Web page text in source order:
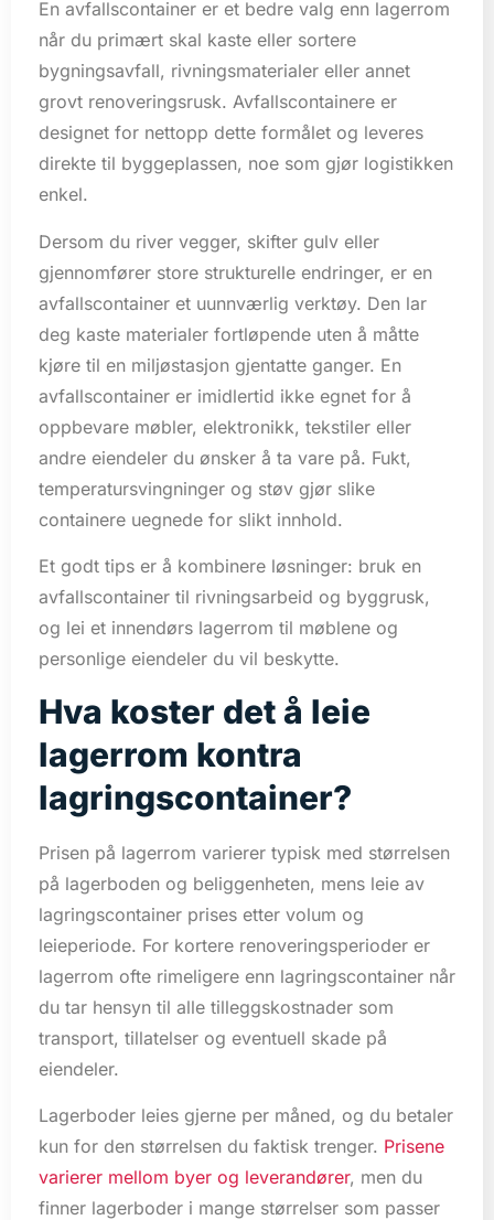
En avfallscontainer er et bedre valg enn lagerrom
når du primært skal kaste eller sortere
bygningsavfall, rivningsmaterialer eller annet
grovt renoveringsrusk. Avfallscontainere er
designet for nettopp dette formålet og leveres
direkte til byggeplassen, noe som gjør logistikken
enkel.
Dersom du river vegger, skifter gulv eller
gjennomfører store strukturelle endringer, er en
avfallscontainer et uunnværlig verktøy. Den lar
deg kaste materialer fortløpende uten å måtte
kjøre til en miljøstasjon gjentatte ganger. En
avfallscontainer er imidlertid ikke egnet for å
oppbevare møbler, elektronikk, tekstiler eller
andre eiendeler du ønsker å ta vare på. Fukt,
temperatursvingninger og støv gjør slike
containere uegnede for slikt innhold.
Et godt tips er å kombinere løsninger: bruk en
avfallscontainer til rivningsarbeid og byggrusk,
og lei et innendørs lagerrom til møblene og
personlige eiendeler du vil beskytte.
Hva koster det å leie
lagerrom kontra
lagringscontainer?
Prisen på lagerrom varierer typisk med størrelsen
på lagerboden og beliggenheten, mens leie av
lagringscontainer prises etter volum og
leieperiode. For kortere renoveringsperioder er
lagerrom ofte rimeligere enn lagringscontainer når
du tar hensyn til alle tilleggskostnader som
transport, tillatelser og eventuell skade på
eiendeler.
Lagerboder leies gjerne per måned, og du betaler
kun for den størrelsen du faktisk trenger. Prisene
varierer mellom byer og leverandører, men du
finner lagerboder i mange størrelser som passer